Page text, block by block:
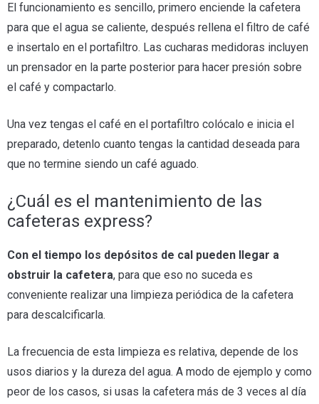
El funcionamiento es sencillo, primero enciende la cafetera
para que el agua se caliente, después rellena el filtro de café
e insertalo en el portafiltro. Las cucharas medidoras incluyen
un prensador en la parte posterior para hacer presión sobre
el café y compactarlo.
Una vez tengas el café en el portafiltro colócalo e inicia el
preparado, detenlo cuanto tengas la cantidad deseada para
que no termine siendo un café aguado.
¿Cuál es el mantenimiento de las
cafeteras express?
Con el tiempo los depósitos de cal pueden llegar a
obstruir la cafetera, para que eso no suceda es
conveniente realizar una limpieza periódica de la cafetera
para descalcificarla.
La frecuencia de esta limpieza es relativa, depende de los
usos diarios y la dureza del agua. A modo de ejemplo y como
peor de los casos, si usas la cafetera más de 3 veces al día